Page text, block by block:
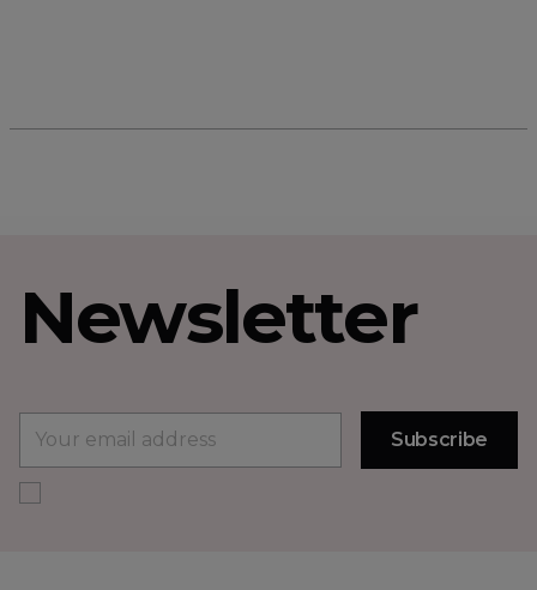
Newsletter